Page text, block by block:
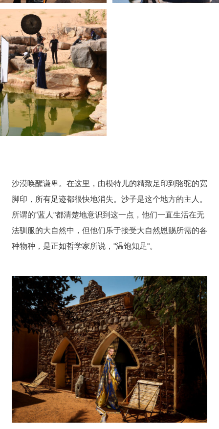
沙漠唤醒谦卑。在这里，由模特儿的精致足印到骆驼的宽
脚印，所有足迹都很快地消失。沙子是这个地方的主人。
所谓的“蓝人”都清楚地意识到这一点，他们一直生活在无
法驯服的大自然中，但他们乐于接受大自然恩赐所需的各
种物种，是正如哲学家所说，“温饱知足”。